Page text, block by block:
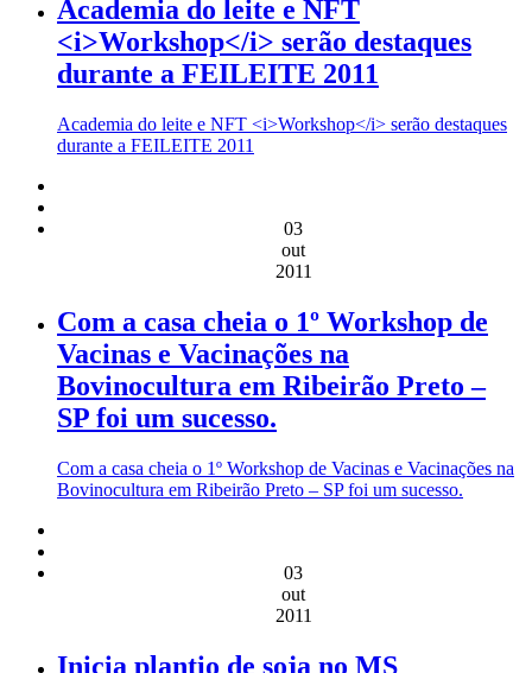
Academia do leite e NFT
<i>Workshop</i> serão destaques
durante a FEILEITE 2011
Academia do leite e NFT <i>Workshop</i> serão destaques
durante a FEILEITE 2011
03
out
2011
Com a casa cheia o 1º Workshop de
Vacinas e Vacinações na
Bovinocultura em Ribeirão Preto –
SP foi um sucesso.
Com a casa cheia o 1º Workshop de Vacinas e Vacinações na
Bovinocultura em Ribeirão Preto – SP foi um sucesso.
03
out
2011
Inicia plantio de soja no MS